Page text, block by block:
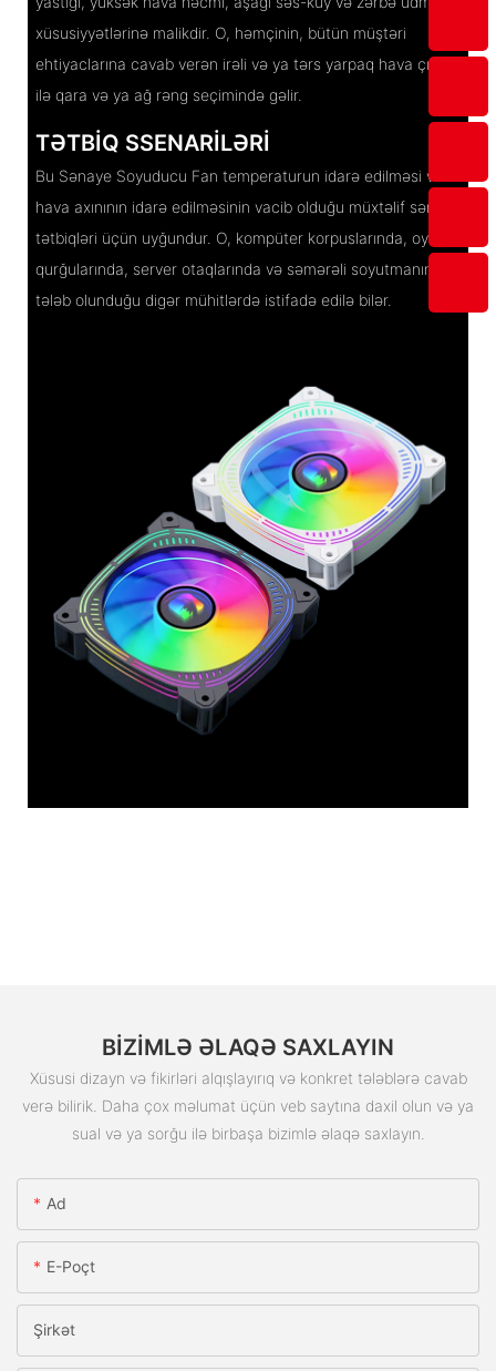
xüsusiyyətlərinə malikdir. O, həmçinin, bütün müştəri
ehtiyaclarına cavab verən irəli və ya tərs yarpaq hava çıxışı
ilə qara və ya ağ rəng seçimində gəlir.
TƏTBIQ SSENARILƏRI
Bu Sənaye Soyuducu Fan temperaturun idarə edilməsi və
hava axınının idarə edilməsinin vacib olduğu müxtəlif sənaye
tətbiqləri üçün uyğundur. O, kompüter korpuslarında, oyun
qurğularında, server otaqlarında və səmərəli soyutmanın
tələb olunduğu digər mühitlərdə istifadə edilə bilər.
BIZIMLƏ ƏLAQƏ SAXLAYIN
Xüsusi dizayn və fikirləri alqışlayırıq və konkret tələblərə cavab
verə bilirik. Daha çox məlumat üçün veb saytına daxil olun və ya
sual və ya sorğu ilə birbaşa bizimlə əlaqə saxlayın.
Ad
E-Poçt
Şirkət